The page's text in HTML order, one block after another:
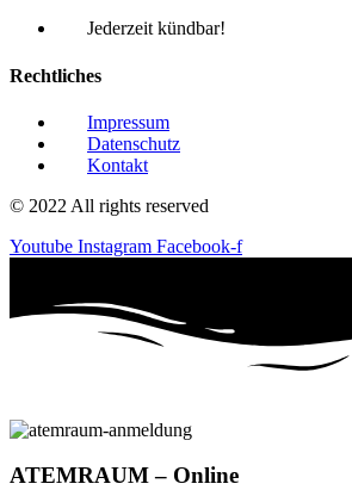
Jederzeit kündbar!
Rechtliches
Impressum
Datenschutz
Kontakt
© 2022 All rights reserved
Youtube Instagram Facebook-f
ATEMRAUM– Online